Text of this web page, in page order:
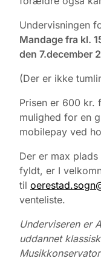
Undervisningen
Mandage fra kl.
den 7.december
(Der er ikke
Prisen er 600 kr.
mulighed for en
mobilepay ved
Der er max
fyldt, er I
til
venteliste.
Underviseren er
uddannet